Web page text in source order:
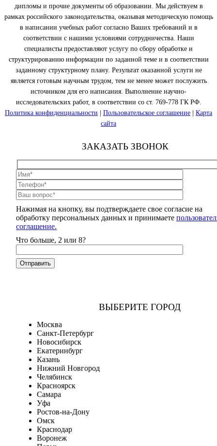
дипломы и прочие документы об образовании. Мы действуем в
рамках российского законодательства, оказывая методическую помощь
в написании учебных работ согласно Ваших требований и в
соответствии с нашими условиями сотрудничества. Наши
специалисты предоставляют услугу по сбору обработке и
структурированию информации по заданной теме и в соответствии
заданному структурному плану. Результат оказанной услуги не
является готовым научным трудом, тем не менее может послужить
источником для его написания. Выполнение научно-
исследовательских работ, в соответствии со ст. 769-778 ГК РФ.
Политика конфиденциальности
Пользовательское соглашение
Карта
сайта
ЗАКАЗАТЬ ЗВОНОК
Нажимая на кнопку, вы подтверждаете свое согласие на
обработку персональных данных и принимаете
соглашение.
Что больше, 2 или 8?
ВЫБЕРИТЕ ГОРОД
Москва
Санкт-Петербург
Новосибирск
Екатеринбург
Казань
Нижний Новгород
Челябинск
Красноярск
Самара
Уфа
Ростов-на-Дону
Омск
Краснодар
Воронеж